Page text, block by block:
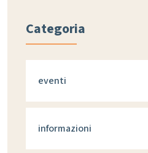
Categoria
eventi
informazioni